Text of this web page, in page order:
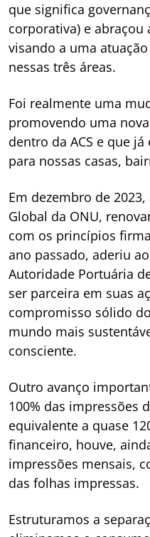
que significa
corporativa) e abraçou
visando a uma
nessas três áreas.
Foi realmente uma
promovendo uma
dentro da ACS e que
para nossas casas,
Em dezembro de
Global da ONU,
com os princípios
ano passado, aderiu
Autoridade Portuária
ser parceira em suas
compromisso sólido
mundo mais
consciente.
Outro avanço
100% das impressões
equivalente a quase
financeiro, houve,
impressões mensais,
das folhas impressas.
Estruturamos a